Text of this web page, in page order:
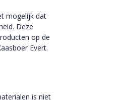
mogelijk dat
Deze
op de
Evert.
is niet